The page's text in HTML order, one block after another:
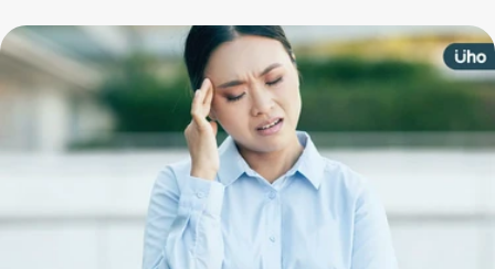
耳鼻喉科權威醫師李宏信表示，長期處於高分貝環境中，除了容易
面臨噪音傷害，此外，隨音樂起舞，不斷旋轉跳動，或是酗酒過量
恐導致眩暈發作。